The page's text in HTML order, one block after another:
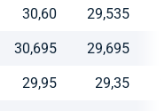
30,60 29,535
30,695 29,695
29,95 29,35